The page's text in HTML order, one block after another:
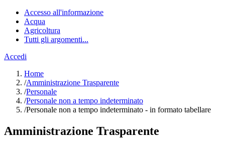
Accesso all'informazione
Acqua
Agricoltura
Tutti gli argomenti...
Accedi
Home
/Amministrazione Trasparente
/Personale
/Personale non a tempo indeterminato
/Personale non a tempo indeterminato - in formato tabellare
Amministrazione Trasparente